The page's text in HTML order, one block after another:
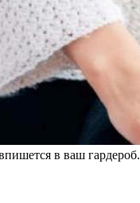
в ваш гардероб.